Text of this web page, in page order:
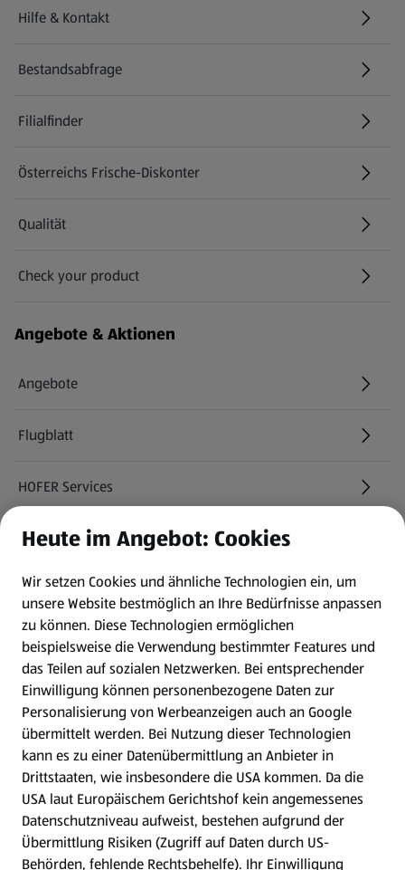
Hilfe & Kontakt
(öffnet in einem neuen Tab)
Bestandsabfrage
(öffnet in einem neuen Tab)
Filialfinder
Österreichs Frische-Diskonter
Qualität
Check your product
(öffnet in einem neuen Tab)
Angebote & Aktionen
Angebote
Flugblatt
HOFER Services
Newsletter
WhatsApp
Gewinnspiele
Mein HOFER. Meine Einkäufe.
Meine Meinung. Mein HOFER.
Gutscheingroßbestellung
(öffnet in einem neuen Tab)
Folge uns hier:
Heute im Angebot: Cookies
Wir setzen Cookies und ähnliche Technologien ein, um
unsere Website bestmöglich an Ihre Bedürfnisse anpassen
zu können. Diese Technologien ermöglichen
beispielsweise die Verwendung bestimmter Features und
das Teilen auf sozialen Netzwerken. Bei entsprechender
Einwilligung können personenbezogene Daten zur
Personalisierung von Werbeanzeigen auch an Google
übermittelt werden. Bei Nutzung dieser Technologien
kann es zu einer Datenübermittlung an Anbieter in
Drittstaaten, wie insbesondere die USA kommen. Da die
USA laut Europäischem Gerichtshof kein angemessenes
Datenschutzniveau aufweist, bestehen aufgrund der
Übermittlung Risiken (Zugriff auf Daten durch US-
Behörden, fehlende Rechtsbehelfe). Ihr Einwilligung